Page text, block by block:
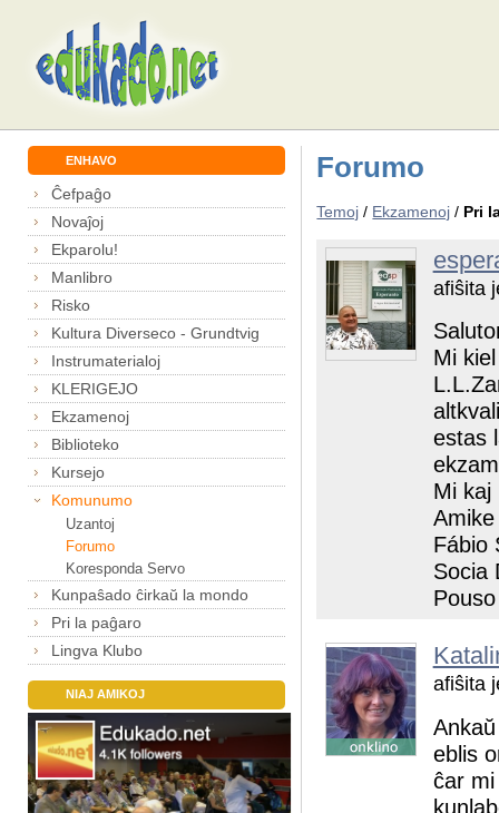
ENHAVO
Ĉefpaĝo
Novaĵoj
Ekparolu!
Manlibro
Risko
Kultura Diverseco - Grundtvig
Instrumaterialoj
KLERIGEJO
Ekzamenoj
Biblioteko
Kursejo
Komunumo
Uzantoj
Forumo
Koresponda Servo
Kunpaŝado ĉirkaŭ la mondo
Pri la paĝaro
Lingva Klubo
NIAJ AMIKOJ
Forumo
Temoj / Ekzamenoj / Pri
afiŝita
Mi
estas
Mi kaj
Fábio
Socia
afiŝita
eblis
ĉar